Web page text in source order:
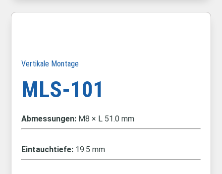
Vertikale Montage
MLS-101
Abmessungen: M8 × L 51.0 mm
Eintauchtiefe: 19.5 mm